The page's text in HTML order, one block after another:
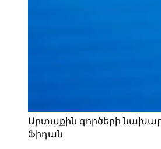
Արտաքին գործերի
Ֆիդան